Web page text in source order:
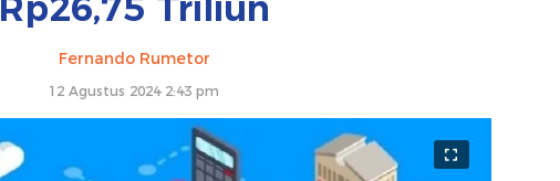
Fernando Rumetor
12 Agustus 2024 2:43 pm